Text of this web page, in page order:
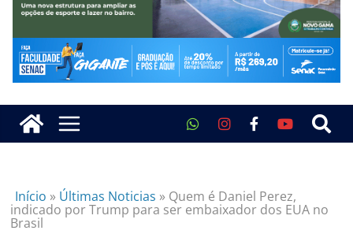
Início » Últimas Noticias » Quem é Daniel Perez,
indicado por Trump para ser embaixador dos EUA no
Brasil